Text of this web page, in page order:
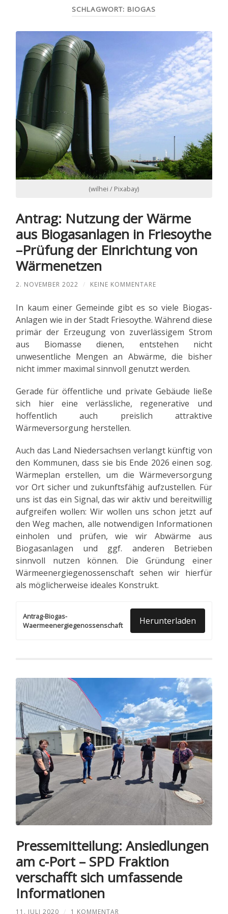
SCHLAGWORT: BIOGAS
(wilhei / Pixabay)
Antrag: Nutzung der Wärme
aus Biogasanlagen in Friesoythe
–Prüfung der Einrichtung von
Wärmenetzen
2. NOVEMBER 2022 / KEINE KOMMENTARE
In kaum einer Gemeinde gibt es so viele Biogas-
Anlagen wie in der Stadt Friesoythe. Während diese
primär der Erzeugung von zuverlässigem Strom
aus Biomasse dienen, entstehen nicht
unwesentliche Mengen an Abwärme, die bisher
nicht immer maximal sinnvoll genutzt werden.
Gerade für öffentliche und private Gebäude ließe
sich hier eine verlässliche, regenerative und
hoffentlich auch preislich attraktive
Wärmeversorgung herstellen.
Auch das Land Niedersachsen verlangt künftig von
den Kommunen, dass sie bis Ende 2026 einen sog.
Wärmeplan erstellen, um die Wärmeversorgung
vor Ort sicher und zukunftsfähig aufzustellen. Für
uns ist das ein Signal, das wir aktiv und bereitwillig
aufgreifen wollen: Wir wollen uns schon jetzt auf
den Weg machen, alle notwendigen Informationen
einholen und prüfen, wie wir Abwärme aus
Biogasanlagen und ggf. anderen Betrieben
sinnvoll nutzen können. Die Gründung einer
Wärmeenergiegenossenschaft sehen wir hierfür
als möglicherweise ideales Konstrukt.
Antrag-Biogas-
Waermeenergiegenossenschaft
Herunterladen
Pressemitteilung: Ansiedlungen
am c-Port – SPD Fraktion
verschafft sich umfassende
Informationen
11. JULI 2020 / 1 KOMMENTAR